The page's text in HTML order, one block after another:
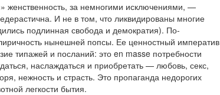
женственность, за немногими исключениями, —
И не в том, что ликвидированы многие
подлинная свобода и демократия). По-
нынешней попсы. Ее ценностный императив
типажей и посланий: это en masse потребности
наслаждаться и приобретать — любовь, секс,
нежность и страсть. Это пропаганда недорогих
легкости бытия.